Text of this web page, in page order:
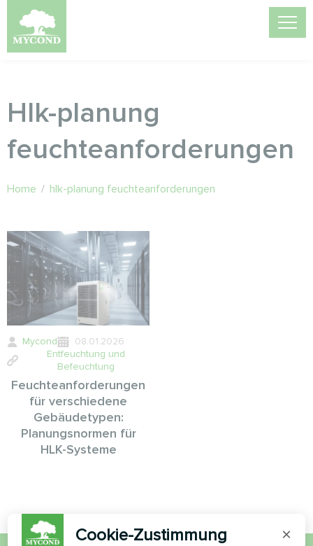
Hlk-planung
feuchteanforderungen
Home / hlk-planung feuchteanforderungen
Mycond
08.01.2026
Entfeuchtung und
Befeuchtung
Feuchteanforderungen
für verschiedene
Gebäudetypen:
Planungsnormen für
HLK-Systeme
Cookie-Zustimmung ×